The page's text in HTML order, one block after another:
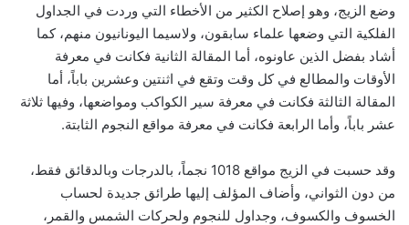
وضع الزيج، وهو إصلاح الكثير من الأخطاء التي وردت في الجداول
الفلكية التي وضعها علماء سابقون، ولاسيما اليونانيون منهم، كما
أشاد بفضل الذين عاونوه، أما المقالة الثانية فكانت في معرفة
الأوقات والمطالع في كل وقت وتقع في اثنتين وعشرين باباً، أما
المقالة الثالثة فكانت في معرفة سير الكواكب ومواضعها، وفيها ثلاثة
عشر باباً، وأما الرابعة فكانت في معرفة مواقع النجوم الثابتة.
وقد حسبت في الزيج مواقع 1018 نجماً، بالدرجات وبالدقائق فقط،
من دون الثواني، وأضاف المؤلف إليها طرائق جديدة لحساب
الخسوف والكسوف، وجداول للنجوم ولحركات الشمس والقمر،